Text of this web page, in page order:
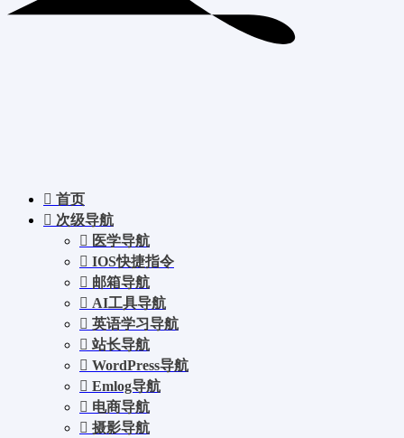
首页
次级导航
医学导航
IOS快捷指令
邮箱导航
AI工具导航
英语学习导航
站长导航
WordPress导航
Emlog导航
电商导航
摄影导航